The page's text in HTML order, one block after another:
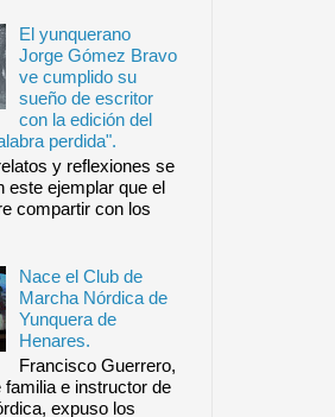
El yunquerano
Jorge Gómez Bravo
ve cumplido su
sueño de escritor
con la edición del
perdida".
y reflexiones se
este ejemplar que el
compartir con los
Nace el Club de
Marcha Nórdica de
Yunquera de
Henares.
Francisco Guerrero,
familia e instructor de
expuso los